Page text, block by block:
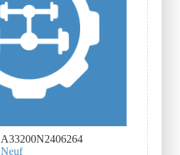
A33200N2406264
Neuf